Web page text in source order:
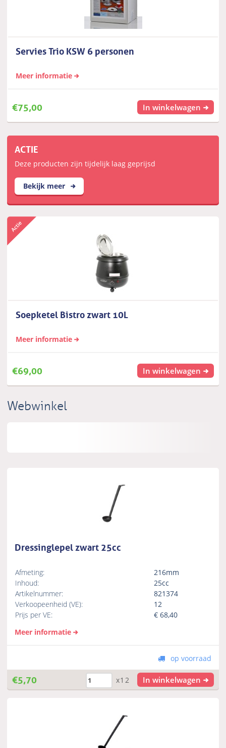
Servies Trio KSW 6 personen
Meer informatie
€75,00 In winkelwagen
ACTIE
Deze producten zijn tijdelijk laag geprijsd
Bekijk meer
Soepketel Bistro zwart 10L
Meer informatie
€69,00 In winkelwagen
Webwinkel
Dressinglepel zwart 25cc
Afmeting:
216mm
Inhoud:
25cc
Artikelnummer:
821374
Verkoopeenheid (VE):
12
Prijs per VE:
€68,40
Meer informatie
op voorraad
€5,70 x12 In winkelwagen